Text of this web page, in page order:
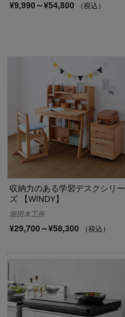
¥9,990～¥54,800 （税込）
収納力のある学習デスクシリー
ズ 【WINDY】
堀田木工所
¥29,700～¥58,300 （税込）